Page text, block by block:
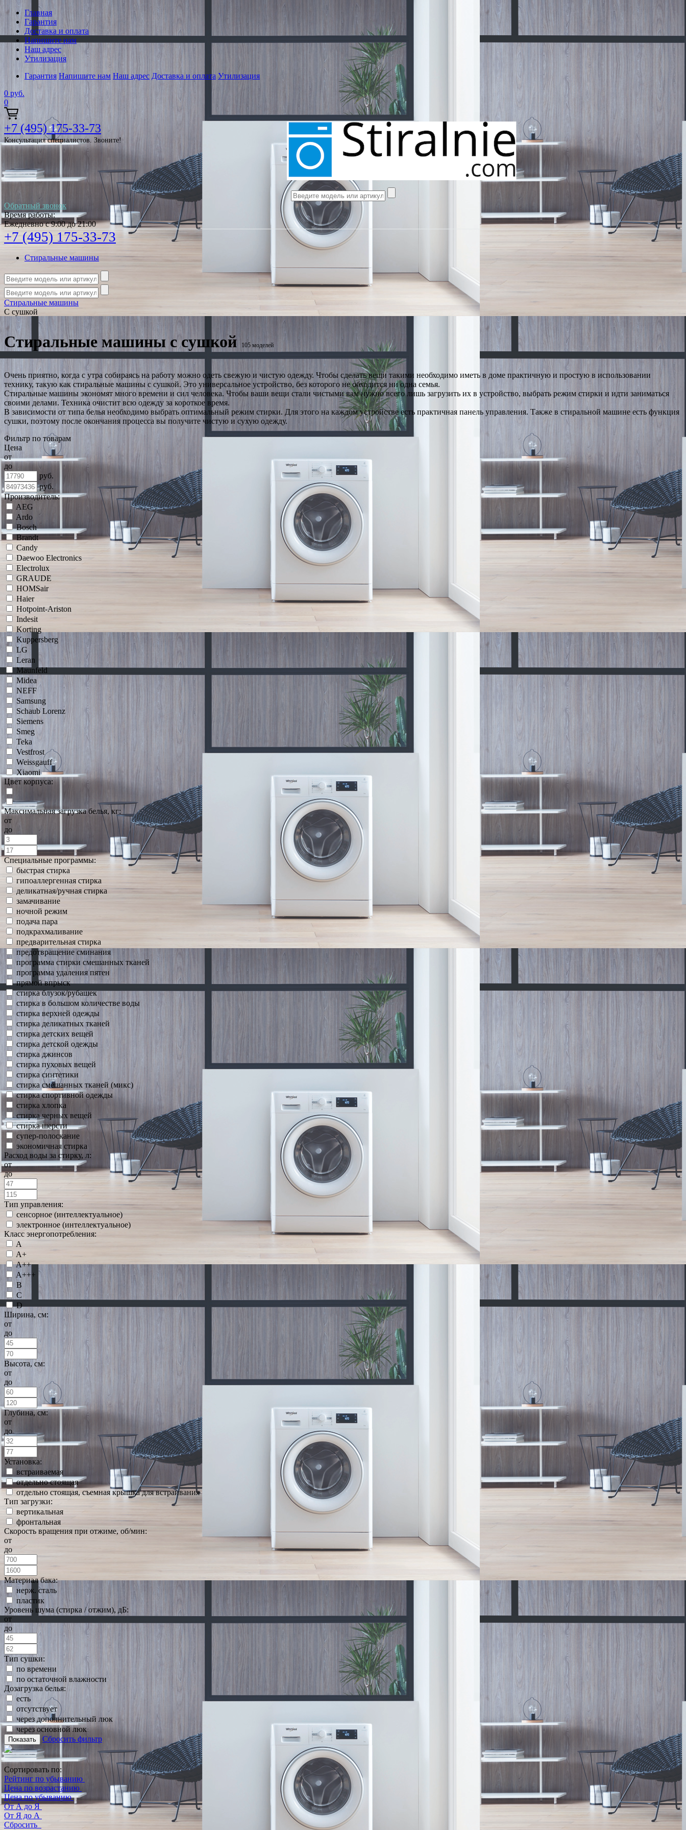
Главная
Гарантия
Доставка и оплата
Напишите нам
Наш адрес
Утилизация
Гарантия Напишите нам Наш адрес Доставка и оплата Утилизация
0 руб.
0
+7 (495) 175-33-73
Консультация специалистов. Звоните!
Обратный звонок
Время работы:
Ежедневно с 9:00 до 21:00
+7 (495) 175-33-73
Стиральные машины
Стиральные машины
С сушкой
Стиральные машины с сушкой 105 моделей
Очень приятно, когда с утра собираясь на работу можно одеть свежую и чистую одежду. Чтобы сделать вещи такими необходимо иметь в доме практичную и простую в использовании
технику, такую как стиральные машины с сушкой. Это универсальное устройство, без которого не обходится ни одна семья.
Стиральные машины экономят много времени и сил человека. Чтобы ваши вещи стали чистыми вам нужно всего лишь загрузить их в устройство, выбрать режим стирки и идти заниматься
своими делами. Техника очистит всю одежду за короткое время.
В зависимости от типа белья необходимо выбрать оптимальный режим стирки. Для этого на каждом устройстве есть практичная панель управления. Также в стиральной машине есть функция
сушки, поэтому после окончания процесса вы получите чистую и сухую одежду.
Фильтр по товарам
Цена
от
до
руб.
руб.
Производитель:
AEG
Ardo
Bosch
Brandt
Candy
Daewoo Electronics
Electrolux
GRAUDE
HOMSair
Haier
Hotpoint-Ariston
Indesit
Korting
Kuppersberg
LG
Leran
Maunfeld
Midea
NEFF
Samsung
Schaub Lorenz
Siemens
Smeg
Teka
Vestfrost
Weissgauff
Xiaomi
Цвет корпуса:
Максимальная загрузка белья, кг:
от
до
Специальные программы:
быстрая стирка
гипоаллергенная стирка
деликатная/ручная стирка
замачивание
ночной режим
подача пара
подкрахмаливание
предварительная стирка
предотвращение сминания
программа стирки смешанных тканей
программа удаления пятен
прямой впрыск
стирка блузок/рубашек
стирка в большом количестве воды
стирка верхней одежды
стирка деликатных тканей
стирка детских вещей
стирка детской одежды
стирка джинсов
стирка пуховых вещей
стирка синтетики
стирка смешанных тканей (микс)
стирка спортивной одежды
стирка хлопка
стирка черных вещей
стирка шерсти
супер-полоскание
экономичная стирка
Расход воды за стирку, л:
от
до
Тип управления:
сенсорное (интеллектуальное)
электронное (интеллектуальное)
Класс энергопотребления:
A
A+
A++
A+++
B
C
D
Ширина, см:
от
до
Высота, см:
от
до
Глубина, см:
от
до
Установка:
встраиваемая
отдельно стоящая
отдельно стоящая, съемная крышка для встраивания
Тип загрузки:
вертикальная
фронтальная
Скорость вращения при отжиме, об/мин:
от
до
Материал бака:
нерж. сталь
пластик
Уровень шума (стирка / отжим), дБ:
от
до
Тип сушки:
по времени
по остаточной влажности
Дозагрузка белья:
есть
отсутствует
через дополнительный люк
через основной люк
Показать Сбросить фильтр
Сортировать по:
Рейтинг по убыванию
Цена по возрастанию
Цена по убыванию
От А до Я
От Я до А
Сбросить